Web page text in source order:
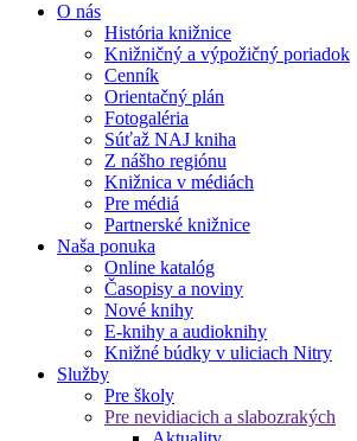
O nás
História knižnice
Knižničný a výpožičný poriadok
Cenník
Orientačný plán
Fotogaléria
Súťaž NAJ kniha
Z nášho regiónu
Knižnica v médiách
Pre médiá
Partnerské knižnice
Naša ponuka
Online katalóg
Časopisy a noviny
Nové knihy
E-knihy a audioknihy
Knižné búdky v uliciach Nitry
Služby
Pre školy
Pre nevidiacich a slabozrakých